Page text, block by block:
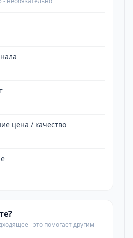
-
-
-
цена / качество
-
-
- это помогает другим